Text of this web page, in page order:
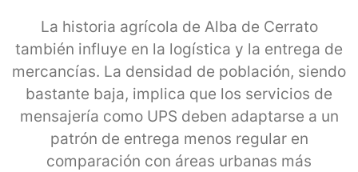
La historia agrícola de Alba de Cerrato
también influye en la logística y la entrega de
mercancías. La densidad de población, siendo
bastante baja, implica que los servicios de
mensajería como UPS deben adaptarse a un
patrón de entrega menos regular en
comparación con áreas urbanas más